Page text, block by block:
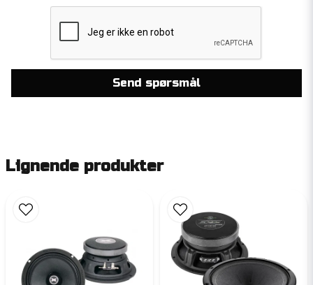
Send spørsmål
Lignende produkter